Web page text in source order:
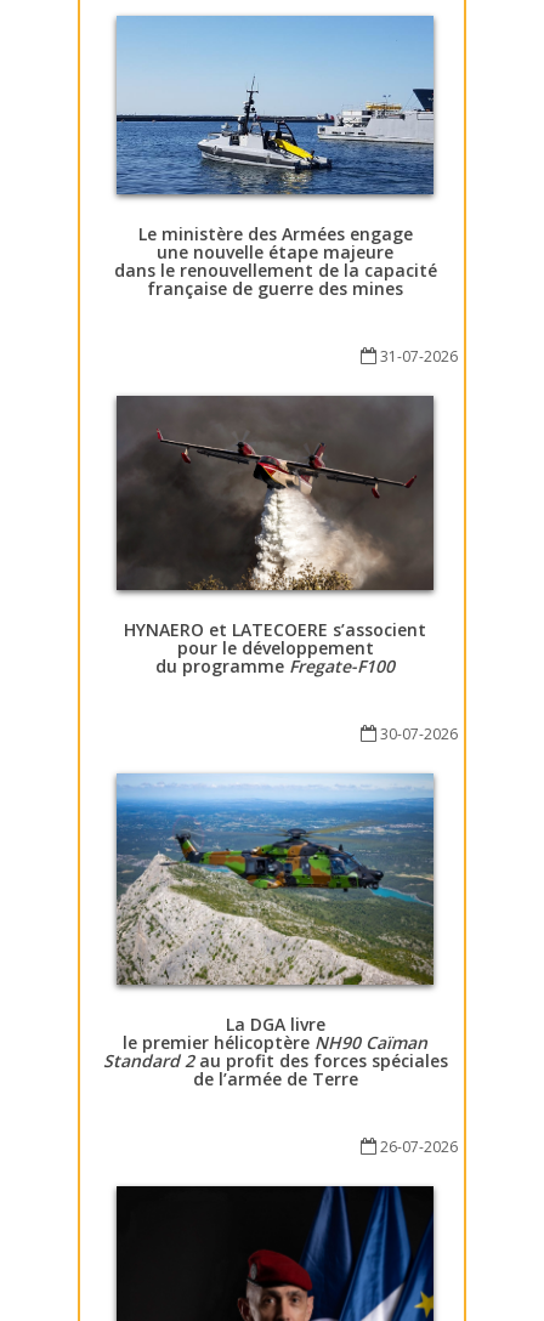
Le ministère des Armées engage
une nouvelle étape majeure
dans le renouvellement de la capacité
française de guerre des mines
31-07-2026
HYNAERO et LATECOERE s’associent
pour le développement
du programme Fregate-F100
30-07-2026
La DGA livre
le premier hélicoptère NH90 Caïman
Standard 2au profit des forces spéciales
de l’armée de Terre
26-07-2026